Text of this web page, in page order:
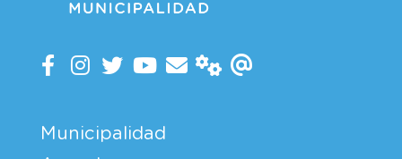
Municipalidad